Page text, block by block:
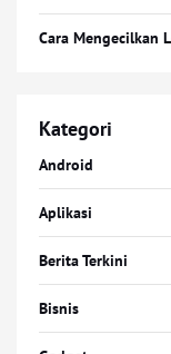
Cara Mengecilkan
Kategori
Android
Aplikasi
Berita Terkini
Bisnis